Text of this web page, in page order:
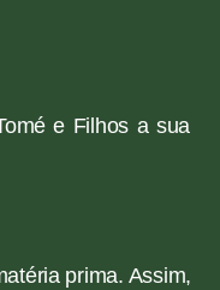
e Filhos a sua
prima. Assim,